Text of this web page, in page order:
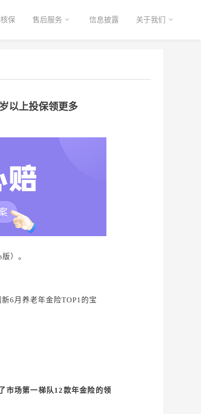
保 售后服务 信息披露 关于我们
以上投保领更多
）。
6月养老年金险TOP1的宝
市场第一梯队12款年金险的领